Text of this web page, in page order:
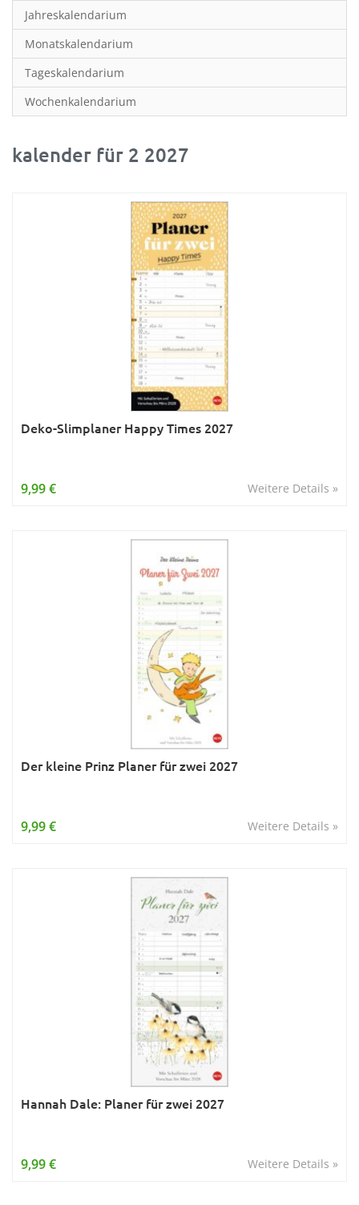
Manga & Animé
Neutrale Kalender
Partner- & Wandplaner
Planung & Organisation
Ratgeber
Sternzeichen & Mond
Wissen & Allgemeinbildung
Jahreskalendarium
Monatskalendarium
Tageskalendarium
Wochenkalendarium
kalender für 2 2027
Deko-Slimplaner Happy Times 2027
Weitere Details »
9,99 €
Der kleine Prinz Planer für zwei 2027
Weitere Details »
9,99 €
Hannah Dale: Planer für zwei 2027
Weitere Details »
9,99 €